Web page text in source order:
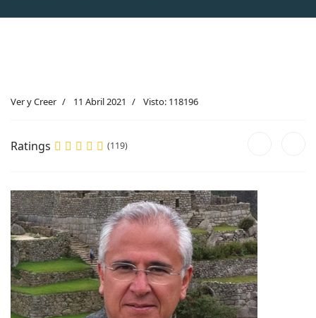
Ver y Creer 11 Abril 2021 Visto: 118196
Ratings (119)